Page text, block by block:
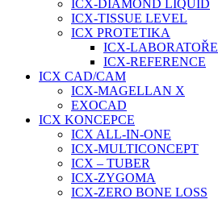
ICX-DIAMOND LIQUID
ICX-TISSUE LEVEL
ICX PROTETIKA
ICX-LABORATOŘE
ICX-REFERENCE
ICX CAD/CAM
ICX-MAGELLAN X
EXOCAD
ICX KONCEPCE
ICX ALL-IN-ONE
ICX-MULTICONCEPT
ICX – TUBER
ICX-ZYGOMA
ICX-ZERO BONE LOSS